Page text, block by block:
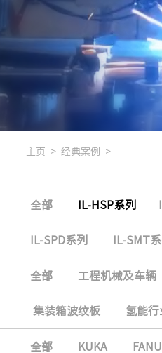
主页 > 经典案例 >
全部 IL-HSP系列
IL-SPD系列 IL-SMT系
全部 工程机械及车辆
集装箱波纹板 氢能行
全部 KUKA